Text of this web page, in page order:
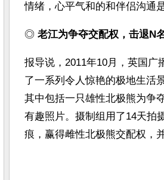
情绪，心平气和的和伴侣沟通
◎ 老江为争夺交配权，击退N
报导说，2011年10月，英国广
了一系列令人惊艳的极地生活
其中包括一只雄性北极熊为争
有趣照片。摄制组用了14天拍
痕，赢得雌性北极熊交配权，并